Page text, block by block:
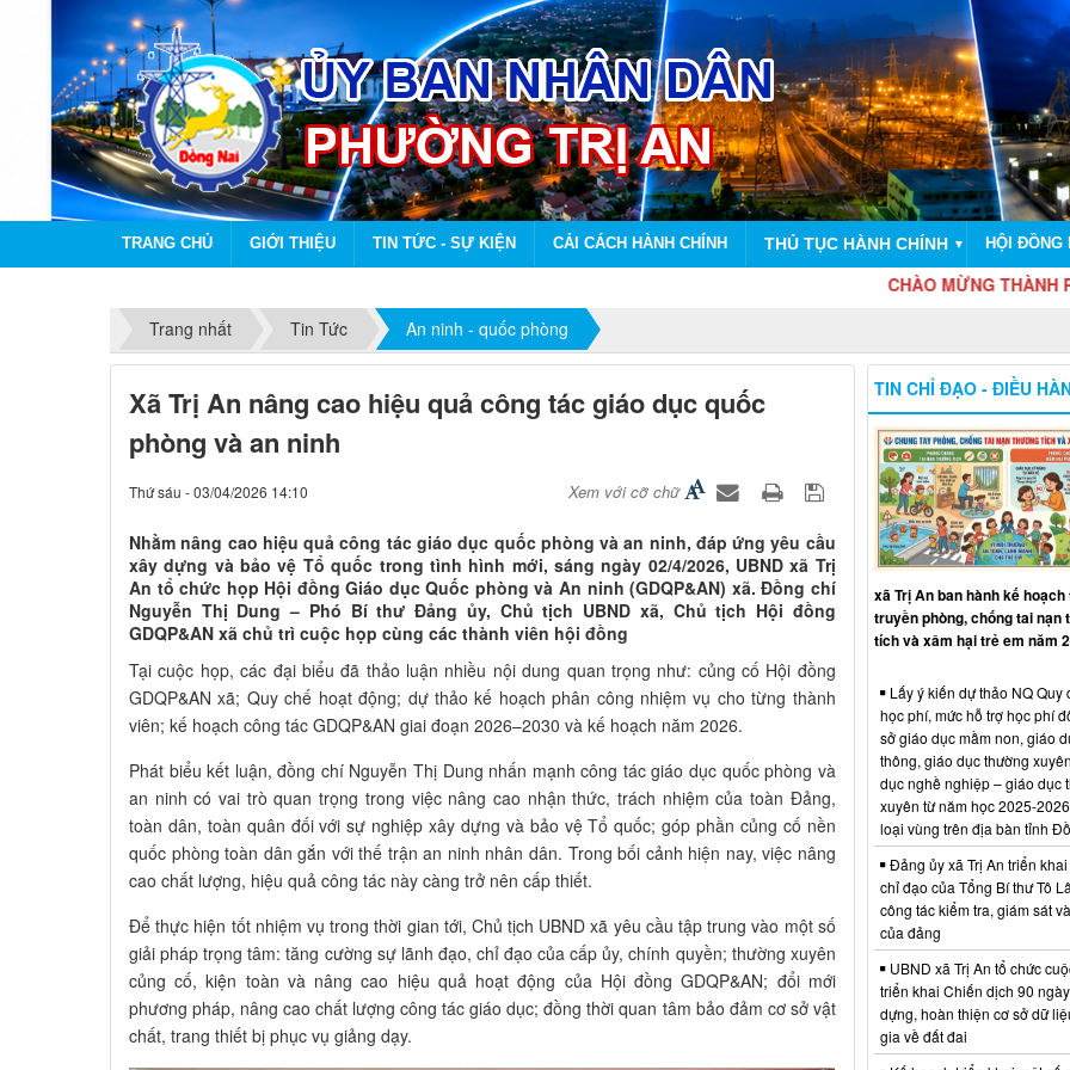
TRANG CHỦ GIỚI THIỆU TIN TỨC - SỰ KIỆN CẢI CÁCH HÀNH CHÍNH THỦ TỤC HÀNH CHÍNH ▼ HỘI ĐỒNG
CHÀO MỪNG THÀNH PHỐ
Trang nhất
Tin Tức An ninh - quốc phòng
Xã Trị An nâng cao hiệu quả công tác giáo dục quốc
phòng và an ninh
Thứ sáu - 03/04/2026 14:10 Xem với cỡ chữ
Nhằm nâng cao hiệu quả công tác giáo dục quốc phòng và an ninh, đáp ứng yêu cầu
xây dựng và bảo vệ Tổ quốc trong tình hình mới, sáng ngày 02/4/2026, UBND xã Trị
An tổ chức họp Hội đồng Giáo dục Quốc phòng và An ninh (GDQP&AN) xã. Đồng chí
Nguyễn Thị Dung – Phó Bí thư Đảng ủy, Chủ tịch UBND xã, Chủ tịch Hội đồng
GDQP&AN xã chủ trì cuộc họp cùng các thành viên hội đồng
Tại cuộc họp, các đại biểu đã thảo luận nhiều nội dung quan trọng như: củng cố Hội đồng
GDQP&AN xã; Quy chế hoạt động; dự thảo kế hoạch phân công nhiệm vụ cho từng thành
viên; kế hoạch công tác GDQP&AN giai đoạn 2026–2030 và kế hoạch năm 2026.
Phát biểu kết luận, đồng chí Nguyễn Thị Dung nhấn mạnh công tác giáo dục quốc phòng và
an ninh có vai trò quan trọng trong việc nâng cao nhận thức, trách nhiệm của toàn Đảng,
toàn dân, toàn quân đối với sự nghiệp xây dựng và bảo vệ Tổ quốc; góp phần củng cố nền
quốc phòng toàn dân gắn với thế trận an ninh nhân dân. Trong bối cảnh hiện nay, việc nâng
cao chất lượng, hiệu quả công tác này càng trở nên cấp thiết.
Để thực hiện tốt nhiệm vụ trong thời gian tới, Chủ tịch UBND xã yêu cầu tập trung vào một số
giải pháp trọng tâm: tăng cường sự lãnh đạo, chỉ đạo của cấp ủy, chính quyền; thường xuyên
củng cố, kiện toàn và nâng cao hiệu quả hoạt động của Hội đồng GDQP&AN; đổi mới
phương pháp, nâng cao chất lượng công tác giáo dục; đồng thời quan tâm bảo đảm cơ sở vật
chất, trang thiết bị phục vụ giảng dạy.
TIN CHỈ ĐẠO - ĐIỀU
xã Trị An ban hành kế hoạch
truyền phòng, chống tai nạn
tích và xâm hại trẻ em năm
Lấy ý kiến dự thảo NQ Quy
học phí, mức hỗ trợ học phí
sở giáo dục mầm non, giáo
thông, giáo dục thường
dục nghề nghiệp – giáo dục
xuyên từ năm học 2025-
loại vùng trên địa bàn tỉnh
Đảng ủy xã Trị An triển
chỉ đạo của Tổng Bí thư Tô
công tác kiểm tra, giám sát
của đảng
UBND xã Trị An tổ chức
triển khai Chiến dịch 90
dựng, hoàn thiện cơ sở dữ
gia về đất đai